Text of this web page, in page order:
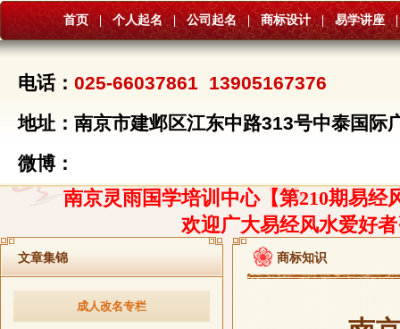
首页 | 个人起名 | 公司起名 | 商标设计 | 易学讲座 |
电话： 025-66037861 13905167376
地址：南京市建邺区江东中路313号中泰国际
微博：
南京灵雨国学培训中心【第210期易经
欢迎广大易经风水爱好
文章集锦
成人改名专栏
商标知识